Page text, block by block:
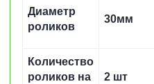
Диаметр
роликов
30мм
Количество
роликов на
2 шт